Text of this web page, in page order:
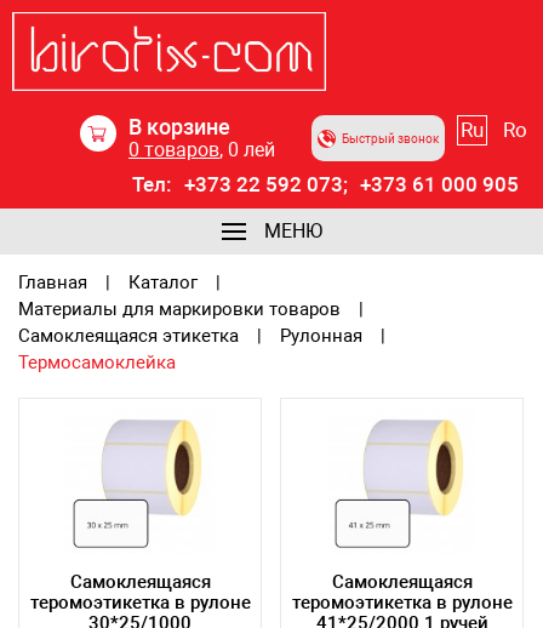
В корзине
0 товаров, 0 лей Быстрый звонок Ru Ro
Тел: +373 22 592 073; +373 61 000 905
МЕНЮ
Главная
Каталог
Материалы для маркировки товаров
Самоклеящаяся этикетка
Рулонная
Термосамоклейка
Самоклеящаяся
теромоэтикетка в рулоне
30*25/1000
Самоклеящаяся
теромоэтикетка в рулоне
41*25/2000 1 ручей